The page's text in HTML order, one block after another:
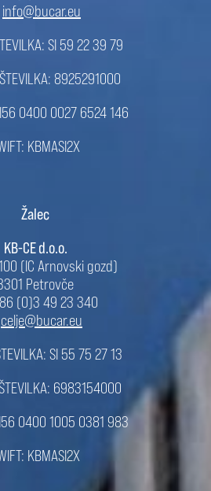
info@bucar.eu
SI 59 22 39 79
8925291000
0400 0027 6524 146
KBMASI2X
Žalec
KB-CE d.o.o.
(IC Arnovski gozd)
Petrovče
(0)3 49 23 340
celje@bucar.eu
SI 55 75 27 13
6983154000
0400 1005 0381 983
KBMASI2X